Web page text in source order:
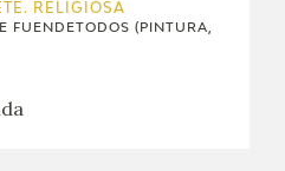
RELIGIOSA
FUENDETODOS (PINTURA,